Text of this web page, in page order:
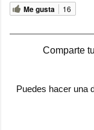
Me gusta 16
Comparte
Puedes hacer una